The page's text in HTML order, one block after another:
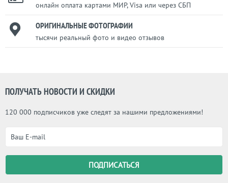
онлайн оплата картами МИР, Visa или через СБП
ОРИГИНАЛЬНЫЕ ФОТОГРАФИИ
тысячи реальный фото и видео отзывов
ПОЛУЧАТЬ НОВОСТИ И СКИДКИ
120 000 подписчиков уже следят за нашими предложениями!